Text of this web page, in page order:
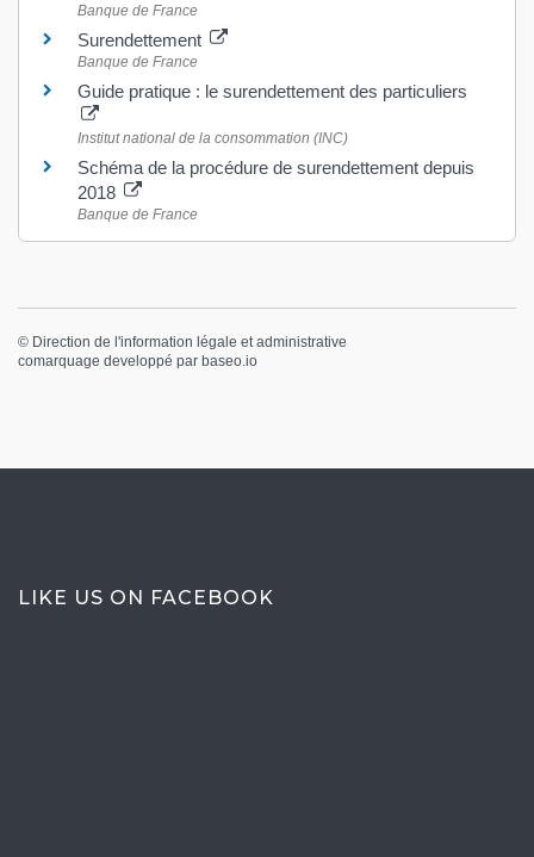
Banque de France
Surendettement
Banque de France
Guide pratique : le surendettement des particuliers
Institut national de la consommation (INC)
Schéma de la procédure de surendettement depuis
2018
Banque de France
© Direction de l'information légale et administrative
comarquage developpé par baseo.io
LIKE US ON FACEBOOK